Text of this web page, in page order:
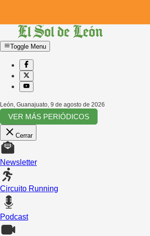
Toggle Menu
León, Guanajuato, 9 de agosto de 2026
VER MÁS PERIÓDICOS
Cerrar
Newsletter
Circuito Running
Podcast